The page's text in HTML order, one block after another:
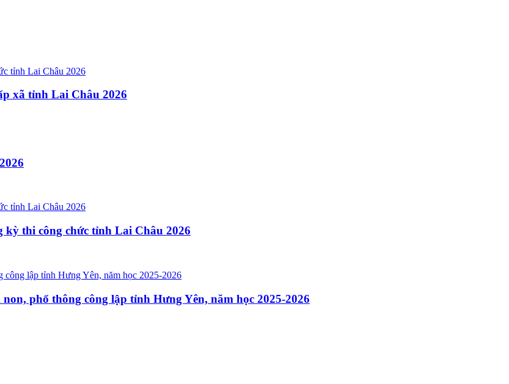
xã tỉnh Lai Châu 2026
thi công chức tỉnh Lai Châu 2026
phổ thông công lập tỉnh Hưng Yên, năm học 2025-2026